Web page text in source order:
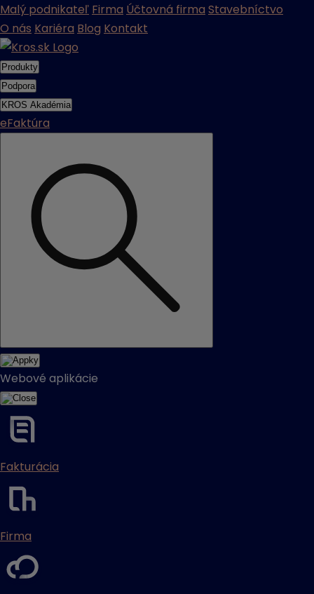
Malý podnikateľ Firma Účtovná firma Stavebníctvo
O nás Kariéra Blog Kontakt
Produkty
Podpora
KROS Akadémia
eFaktúra
Webové aplikácie
Fakturácia
Firma